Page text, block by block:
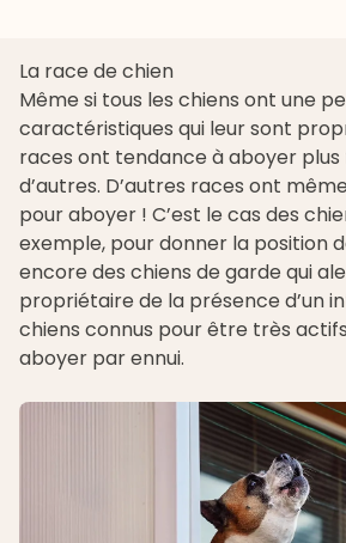
La race de chien
Même si tous les chiens ont une
caractéristiques qui leur sont
races ont tendance à aboyer
d’autres. D’autres races ont
pour aboyer ! C’est le cas des
exemple, pour donner la position
encore des chiens de garde qui
propriétaire de la présence d’un
chiens connus pour être très
aboyer par ennui.